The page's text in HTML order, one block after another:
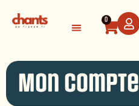
0
Mon compte